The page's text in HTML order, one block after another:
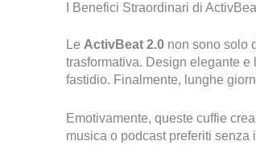
I Benefici Straordinari di
Le ActivBeat 2.0 non sono solo
trasformativa. Design elegante e
fastidio. Finalmente, lunghe
Emotivamente, queste cuffie
musica o podcast preferiti